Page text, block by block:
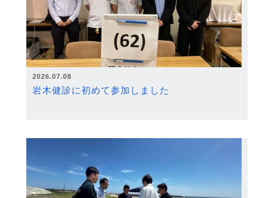
2026.07.08
岩木健診に初めて参加しました